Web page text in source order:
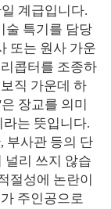
계급입니다.
술 특기를 담당
또는 원사 가운
콥터를 조종하
직 가운데 하
'은 장교를 의미
는 뜻입니다.
부사관 등의 단
널리 쓰지 않습
절성에 논란이
주인공으로